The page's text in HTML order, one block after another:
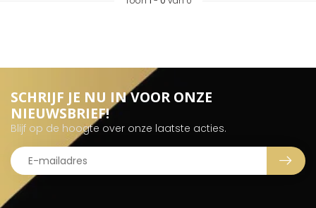
SCHRIJF JE NU IN VOOR ONZE
NIEUWSBRIEF!
Blijf op de hoogte over onze laatste acties.